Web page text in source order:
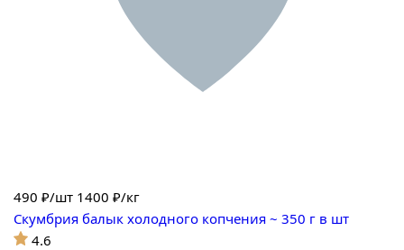
490 ₽/шт 1400 ₽/кг
Скумбрия балык холодного копчения ~ 350 г в шт
4.6